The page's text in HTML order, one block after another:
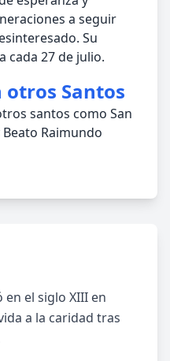
a seguir
Su
cada 27 de julio.
otros Santos
santos como San
Raimundo
el siglo XIII en
a la caridad tras